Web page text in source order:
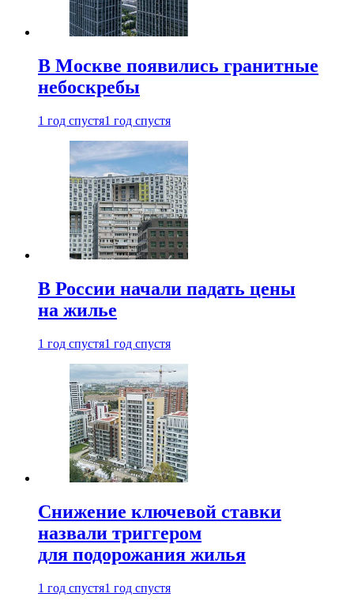
В Москве появились гранитные
небоскребы
1 год спустя1 год спустя
В России начали падать цены
на жилье
1 год спустя1 год спустя
Снижение ключевой ставки
назвали триггером
для подорожания жилья
1 год спустя1 год спустя